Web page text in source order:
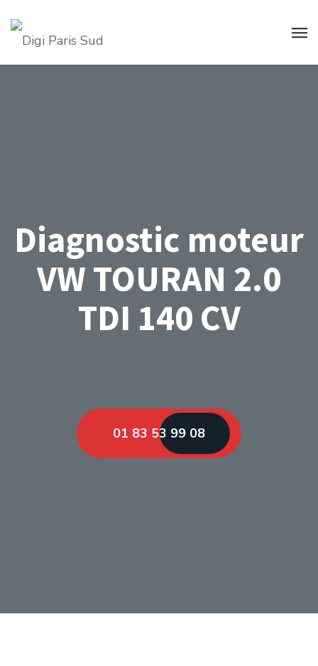
Diagnostic moteur
VW TOURAN 2.0
TDI 140 CV
01 83 53 99 08